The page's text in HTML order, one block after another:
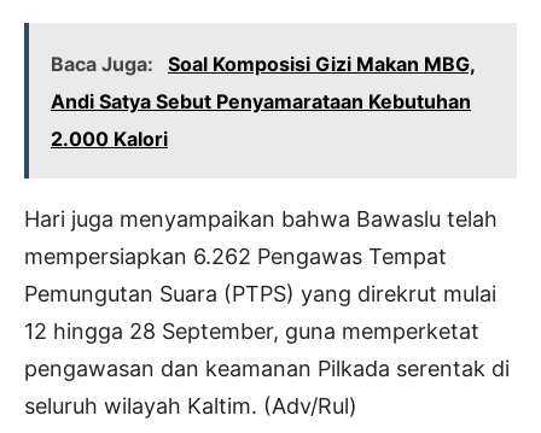
Baca Juga:
Soal Komposisi Gizi Makan MBG,
Andi Satya Sebut Penyamarataan Kebutuhan
2.000 Kalori
Hari juga menyampaikan bahwa Bawaslu telah
mempersiapkan 6.262 Pengawas Tempat
Pemungutan Suara (PTPS) yang direkrut mulai
12 hingga 28 September, guna memperketat
pengawasan dan keamanan Pilkada serentak di
seluruh wilayah Kaltim. (Adv/Rul)